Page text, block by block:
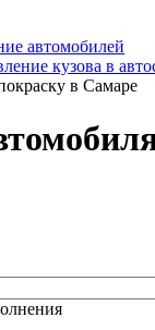
автомобилей
кузова в
в Самаре